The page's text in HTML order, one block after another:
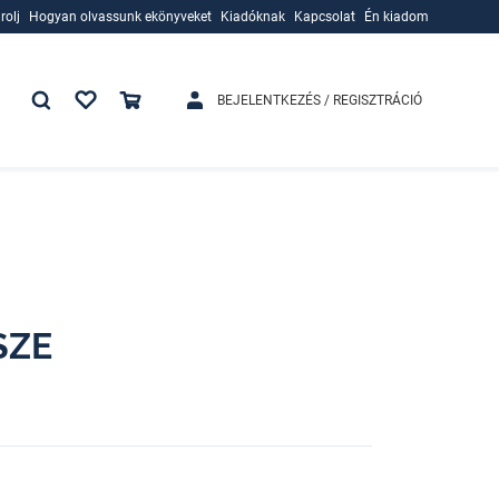
Hogyan olvassunk ekönyveket
Kiadóknak
Kapcsolat Én kiadom
BEJELENTKEZÉS / REGISZTRÁCIÓ